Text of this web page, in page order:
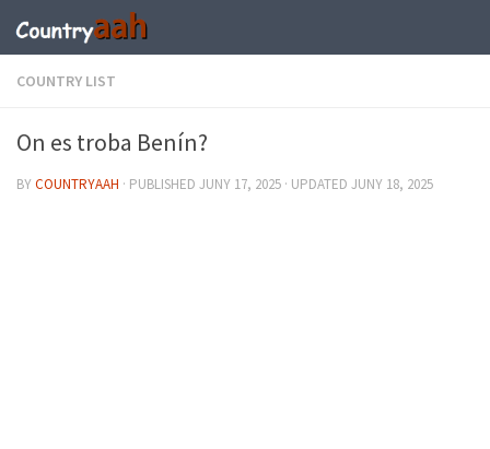
COUNTRY LIST
On es troba Benín?
BYCOUNTRYAAH · PUBLISHED JUNY 17, 2025 · UPDATED JUNY 18, 2025